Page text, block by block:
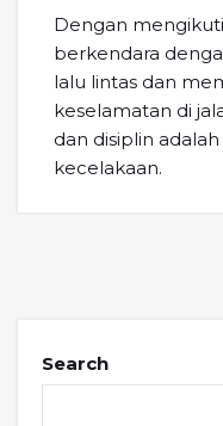
Dengan
berkendara
lalu lintas dan
keselamatan di
dan disiplin
kecelakaan.
Search